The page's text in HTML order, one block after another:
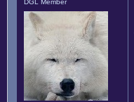
DGL Member